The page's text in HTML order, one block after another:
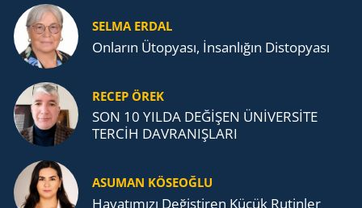
SELMA ERDAL
Onların Ütopyası, İnsanlığın Distopyası
RECEP ÖREK
SON 10 YILDA DEĞİŞEN ÜNİVERSİTE
TERCİH DAVRANIŞLARI
ASUMAN KÖSEOĞLU
Ha­ya­tı­mı­zı De­ğiş­ti­ren Küçük Ru­tin­ler